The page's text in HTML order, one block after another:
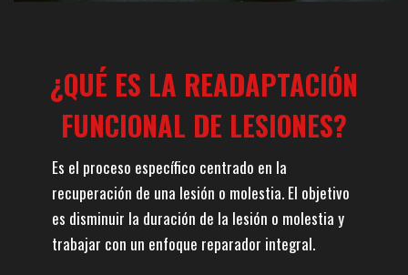
¿QUÉ ES LA READAPTACIÓN
FUNCIONAL DE LESIONES?
Es el proceso específico centrado en la
recuperación de una lesión o molestia. El objetivo
es disminuir la duración de la lesión o molestia y
trabajar con un enfoque reparador integral.